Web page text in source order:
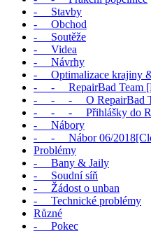
- Stavby
- Obchod
- Soutěže
- Videa
- Návrhy
- Optimalizace krajiny &
- - RepairBad Team
- - - O RepairBad
- - - Přihlášky do
- Nábory
- - Nábor 06/
Problémy
- Bany & Jaily
- Soudní síň
- Žádost o unban
- Technické problémy
Různé
- Pokec